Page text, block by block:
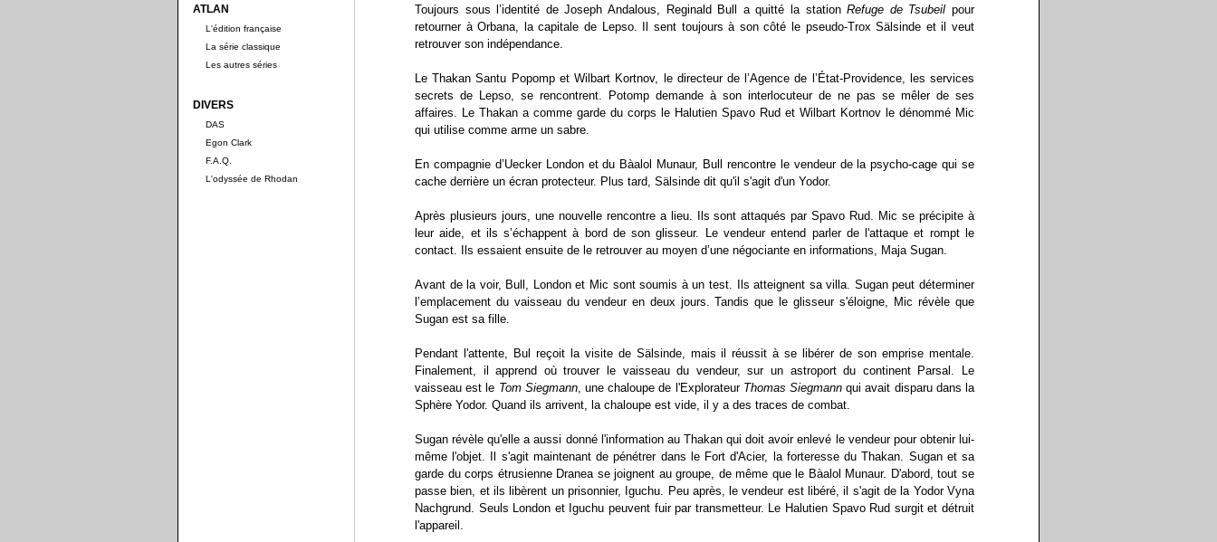
ATLAN
L'édition française
La série classique
Les autres séries
DIVERS
DAS
Egon Clark
F.A.Q.
L'odyssée de Rhodan
Toujours sous l’identité de Joseph Andalous, Reginald Bull a quitté la stationRefuge de Tsubeil pour
retourner à Orbana, la capitale de Lepso. Il sent toujours à son côté le pseudo-Trox Sälsinde et il veut
retrouver son indépendance.
Le Thakan Santu Popomp et Wilbart Kortnov, le directeur de l’Agence de l’État-Providence, les services
secrets de Lepso, se rencontrent. Potomp demande à son interlocuteur de ne pas se mêler de ses
affaires. Le Thakan a comme garde du corps le Halutien Spavo Rud et Wilbart Kortnov le dénommé Mic
qui utilise comme arme un sabre.
En compagnie d’Uecker London et du Bàalol Munaur, Bull rencontre le vendeur de la psycho-cage qui se
cache derrière un écran protecteur. Plus tard, Sälsinde dit qu'il s'agit d'un Yodor.
Après plusieurs jours, une nouvelle rencontre a lieu. Ils sont attaqués par Spavo Rud. Mic se précipite à
leur aide, et ils s’échappent à bord de son glisseur. Le vendeur entend parler de l'attaque et rompt le
contact. Ils essaient ensuite de le retrouver au moyen d’une négociante en informations, Maja Sugan.
Avant de la voir, Bull, London et Mic sont soumis à un test. Ils atteignent sa villa. Sugan peut déterminer
l’emplacement du vaisseau du vendeur en deux jours. Tandis que le glisseur s'éloigne, Mic révèle que
Sugan est sa fille.
Pendant l'attente, Bul reçoit la visite de Sälsinde, mais il réussit à se libérer de son emprise mentale.
Finalement, il apprend où trouver le vaisseau du vendeur, sur un astroport du continent Parsal. Le
vaisseau est le Tom Siegmann, une chaloupe de l'Explorateur Thomas Siegmann qui avait disparu dans la
Sphère Yodor. Quand ils arrivent, la chaloupe est vide, il y a des traces de combat.
Sugan révèle qu'elle a aussi donné l'information au Thakan qui doit avoir enlevé le vendeur pour obtenir lui-
même l'objet. Il s'agit maintenant de pénétrer dans le Fort d'Acier, la forteresse du Thakan. Sugan et sa
garde du corps étrusienne Dranea se joignent au groupe, de même que le Bàalol Munaur. D'abord, tout se
passe bien, et ils libèrent un prisonnier, Iguchu. Peu après, le vendeur est libéré, il s'agit de la Yodor Vyna
Nachgrund. Seuls London et Iguchu peuvent fuir par transmetteur. Le Halutien Spavo Rud surgit et détruit
l'appareil.